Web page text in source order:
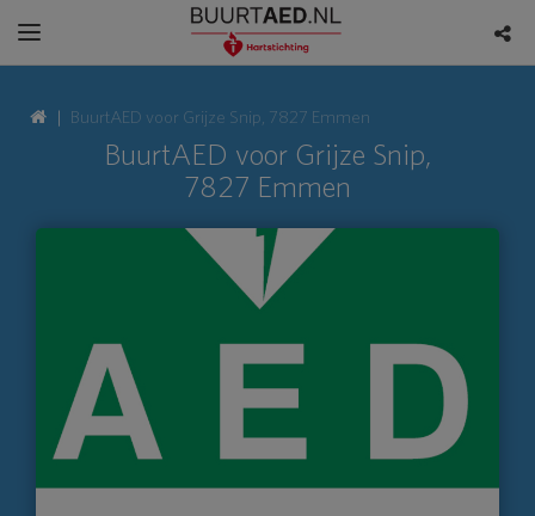
BuurtAED voor Grijze Snip, 7827 Emmen
BuurtAED voor Grijze Snip,
7827 Emmen